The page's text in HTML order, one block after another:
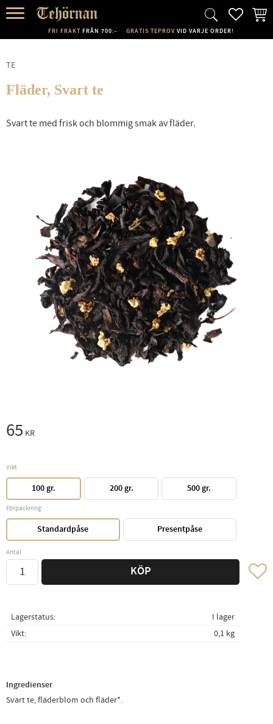
FRI FRAKT FRÅN 700:- GRATIS TEPROV VID VARJE ORDER!
TE
Fläder, Svart te
Svart te med frisk och blommig smak av fläder.
65 KR
Vikt
100 gr. 200 gr. 500 gr.
Förpackning
Standardpåse Presentpåse
Antal
KÖP Lägg
Lagerstatus
I lager
Vikt
0,1 kg
Ingredienser
Svart te, fläderblom och fläder*.